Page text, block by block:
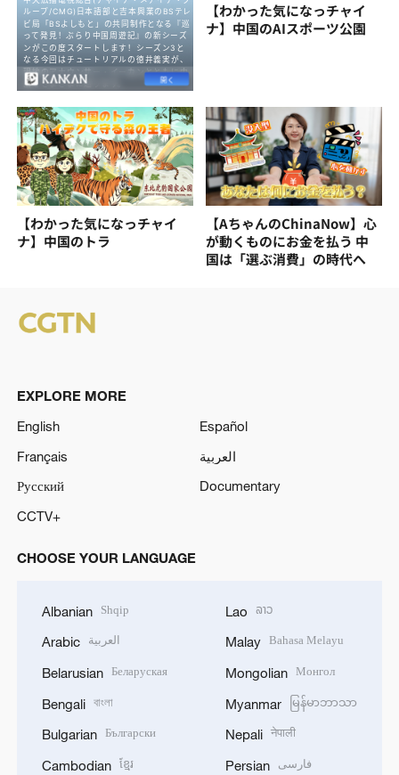
【わかった気になっチャイ
ナ】中国のAIスポーツ公園
【わかった気になっチャイ
ナ】中国のトラ
【AちゃんのChinaNow】心
が動くものにお金を払う 中
国は「選ぶ消費」の時代へ
EXPLORE MORE
English
Español
Français
العربية
Русский
Documentary
CCTV+
CHOOSE YOUR LANGUAGE
Albanian Shqip
Arabic العربية
Belarusian Беларуская
Bengali বাংলা
Bulgarian Български
Cambodian ខ្មែរ
Lao ລາວ
Malay Bahasa Melayu
Mongolian Монгол
Myanmar မြန်မာဘာသာ
Nepali नेपाली
Persian فارسی